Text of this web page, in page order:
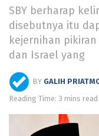
SBY berharap
disebutnya itu
kejernihan
dan Israel yang
BY GALIH
Reading Time: 3 mins read